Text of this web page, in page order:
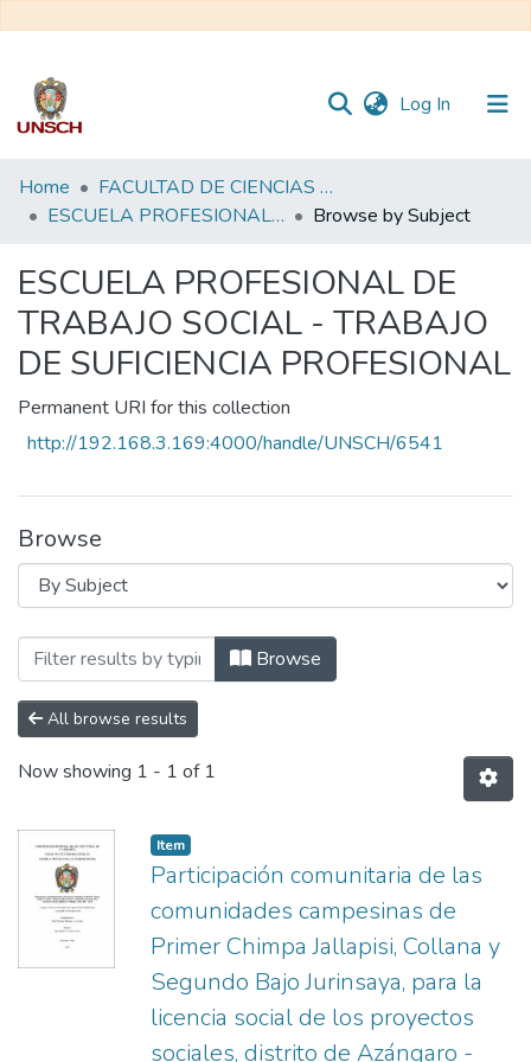
Log In (current)
Communities
&
All of DSpace
Home
FACULTAD DE CIENCIAS SOCIALES
ESCUELA PROFESIONAL DE TRABAJO SOCIAL - TRABAJO DE SUFICIENCIA PROFESIONAL
Browse by Subject
ESCUELA PROFESIONAL DE
TRABAJO SOCIAL - TRABAJO
DE SUFICIENCIA PROFESIONAL
Permanent URI for this collection
http://192.168.3.169:4000/handle/UNSCH/6541
Browse
Browsing ESCUELA PROFESIONAL DE
Browse
All browse results
Now showing 1 - 1 of 1
Item
Participación comunitaria de las
comunidades campesinas de
Primer Chimpa Jallapisi, Collana y
Segundo Bajo Jurinsaya, para la
licencia social de los proyectos
sociales, distrito de Azángaro -